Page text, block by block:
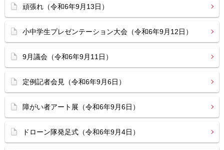
頑張れ（令和6年9月13日）
小中学生プレゼンテーション大会（令和6年9月12日）
9月議会（令和6年9月11日）
定例記者会見（令和6年9月6日）
障がい者アート展（令和6年9月6日）
ドローン隊発足式（令和6年9月4日）